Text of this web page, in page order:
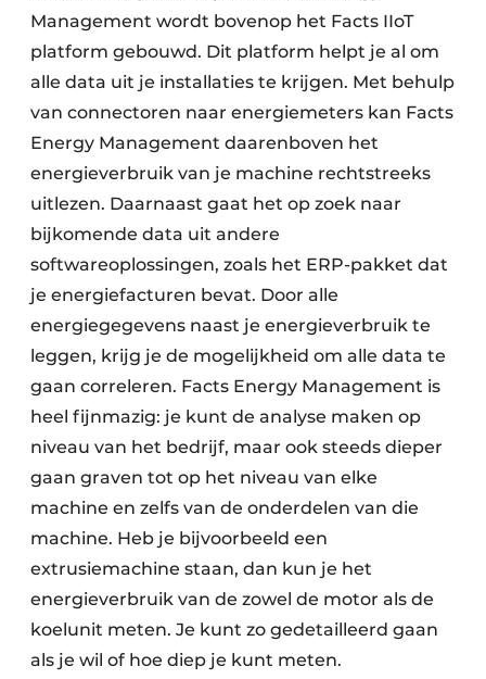
Management wordt bovenop het Facts IIoT
platform gebouwd. Dit platform helpt je al om
alle data uit je installaties te krijgen. Met behulp
van connectoren naar energiemeters kan Facts
Energy Management daarenboven het
energieverbruik van je machine rechtstreeks
uitlezen. Daarnaast gaat het op zoek naar
bijkomende data uit andere
softwareoplossingen, zoals het ERP-pakket dat
je energiefacturen bevat. Door alle
energiegegevens naast je energieverbruik te
leggen, krijg je de mogelijkheid om alle data te
gaan correleren. Facts Energy Management is
heel fijnmazig: je kunt de analyse maken op
niveau van het bedrijf, maar ook steeds dieper
gaan graven tot op het niveau van elke
machine en zelfs van de onderdelen van die
machine. Heb je bijvoorbeeld een
extrusiemachine staan, dan kun je het
energieverbruik van de zowel de motor als de
koelunit meten. Je kunt zo gedetailleerd gaan
als je wil of hoe diep je kunt meten.